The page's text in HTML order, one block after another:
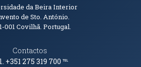
de Contacto
da Beira Interior
de Sto. António.
001Covilhã. Portugal.
Contactos
+351 275 319 700℡